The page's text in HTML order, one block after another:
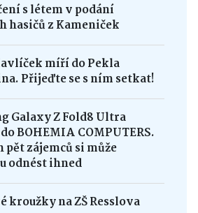
s létem v podání
hasičů z Kameniček
míří do Pekla
Přijeďte se s ním setkat!
Galaxy Z Fold8 Ultra
BOHEMIA COMPUTERS.
zájemců si může
odnést ihned
kroužky na ZŠ Resslova